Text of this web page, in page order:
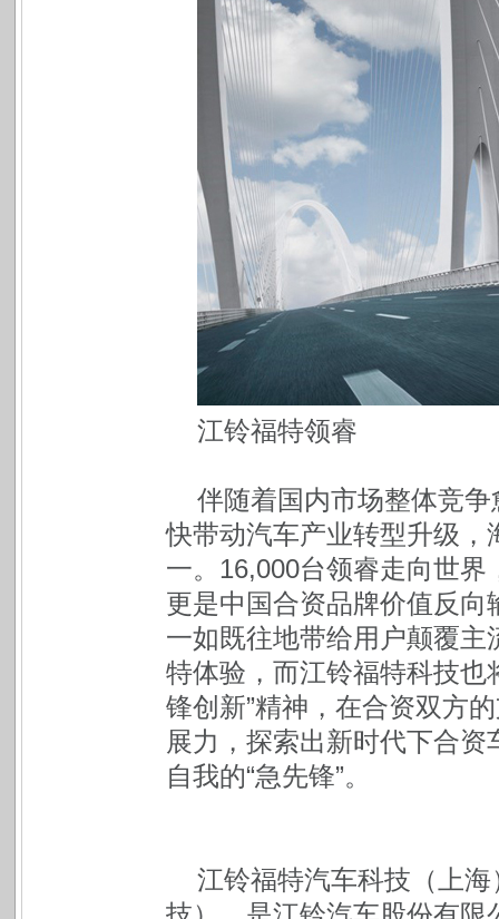
江铃福特领睿
伴随着国内市场整体竞争
快带动汽车产业转型升级，
一。16,000台领睿走向世
更是中国合资品牌价值反
一如既往地带给用户颠覆
特体验，而江铃福特科技也
锋创新”精神，在合资双方
展力，探索出新时代下合
自我的“急先锋”。
江铃福特汽车科技（上